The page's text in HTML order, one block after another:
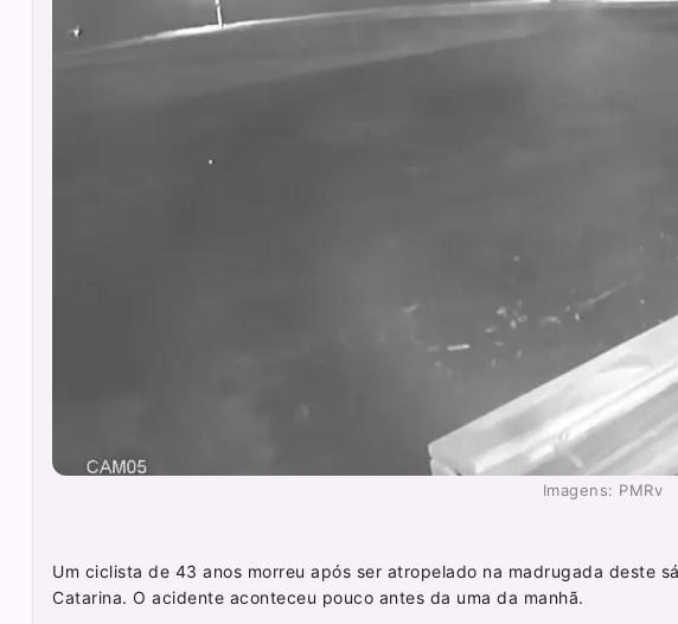
Imagens: PMRv
Um ciclista de 43 anos morreu após ser atropelado na madrugada deste
Catarina. O acidente aconteceu pouco antes da uma da manhã.